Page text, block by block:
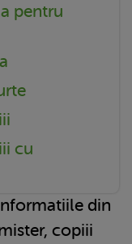
pentru
cu
din
copiii